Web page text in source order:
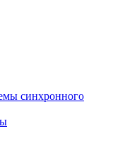
синхронного